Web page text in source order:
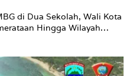
di Dua Sekolah, Wali Kota
Hingga Wilayah